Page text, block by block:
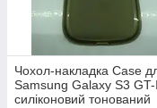
Чохол-накладка Case
Samsung Galaxy S3
силіконовий тонований